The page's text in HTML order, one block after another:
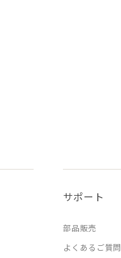
サポート
部品販売
よくあるご質問